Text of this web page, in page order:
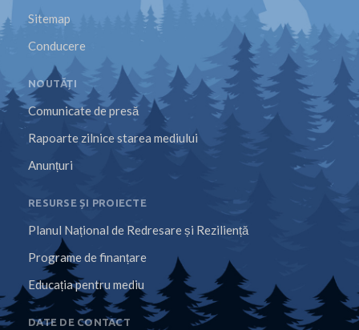
Sitemap
Conducere
NOUTĂȚI
Comunicate de presă
Rapoarte zilnice starea mediului
Anunțuri
RESURSE ȘI PROIECTE
Planul Național de Redresare și Reziliență
Programe de finanțare
Educația pentru mediu
DATE DE CONTACT